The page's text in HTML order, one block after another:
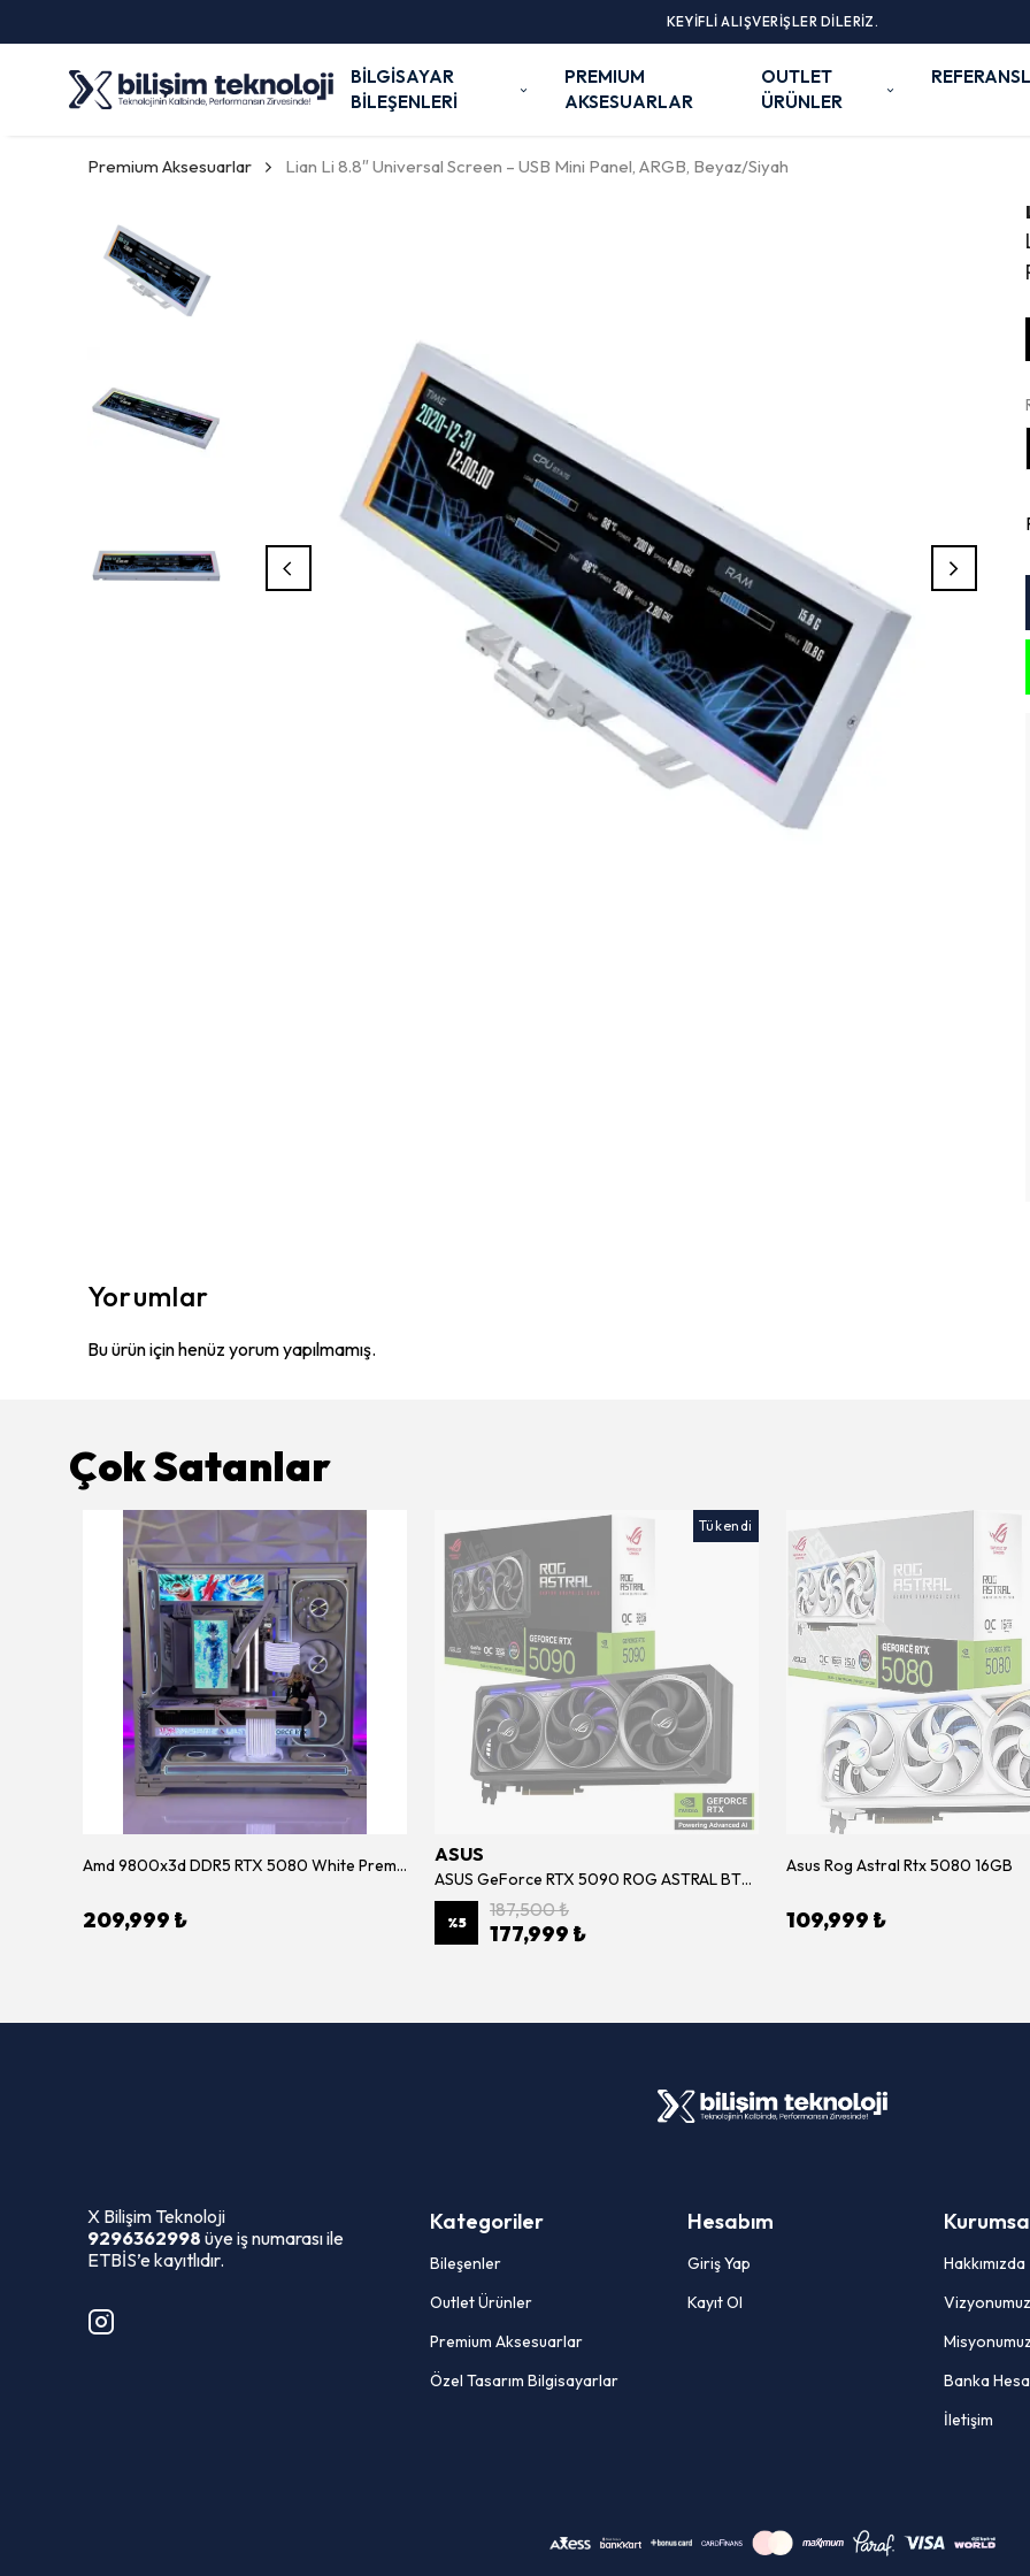
KEYİFLİ ALIŞVERİŞLER DİLERİZ.
BİLGİSAYAR
BİLEŞENLERİ
PREMIUM
AKSESUARLAR
OUTLET
ÜRÜNLER
Premium Aksesuarlar Lian Li 8.8″ Universal Screen – USB Mini Panel, ARGB, Beyaz/Siyah
Yorumlar
Bu ürün için henüz yorum yapılmamış.
Çok Satanlar
Amd 9800x3d DDR5 RTX 5080 White Premium Sistem
209,999 ₺
Tükendi
ASUS
ASUS GeForce RTX 5090 ROG ASTRAL BTF OC Edition 32GB GDDR7 512Bit Ekran Kartı (ROG-ASTRAL-RTX5090-O32G-BTF-GAMING)
%5
187,500 ₺
177,999 ₺
Asus Rog Astral Rtx 5080 16GB
109,999 ₺
Kategoriler
Bileşenler
Outlet Ürünler
Premium Aksesuarlar
Özel Tasarım Bilgisayarlar
Hesabım
Giriş Yap
Kayıt Ol
Hakkımızda
Vizyonumuz
Misyonumuz
Banka
İletişim
X Bilişim Teknoloji
9296362998 üye iş numarası ile
ETBİS’e kayıtlıdır.